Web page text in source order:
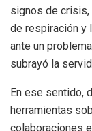
signos de crisis,
de respiración y
ante un
subrayó la
En ese sentido,
herramientas
colaboraciones